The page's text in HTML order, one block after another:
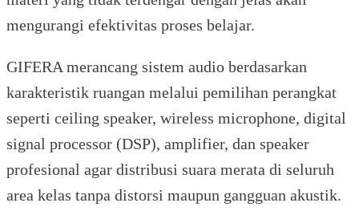
mengurangi efektivitas proses belajar.
GIFERA merancang sistem audio berdasarkan
karakteristik ruangan melalui pemilihan perangkat
seperti ceiling speaker, wireless microphone, digital
signal processor (DSP), amplifier, dan speaker
profesional agar distribusi suara merata di seluruh
area kelas tanpa distorsi maupun gangguan akustik.